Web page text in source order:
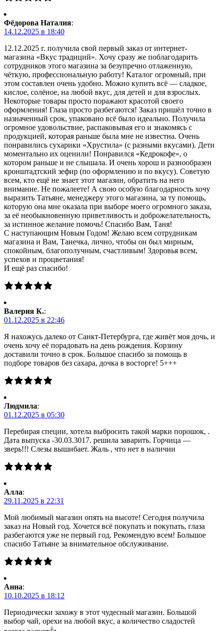
Фёдорова Наталия:
14.12.2025 в 18:40
12.12.2025 г. получила свой первый заказ от интернет-
магазина «Вкус традиций». Хочу сразу же поблагодарить
сотрудников этого магазина за безупречно отлаженную,
чёткую, профессиональную работу! Каталог огромный, при
этом составлен очень удобно. Можно купить всё — сладкое,
кислое, солёное, на любой вкус, для детей и для взрослых.
Некоторые товары просто поражают красотой своего
оформления! Глаза просто разбегаются! Заказ пришёл точно в
назначенный срок, упаковано всё было идеально. Получила
огромное удовольствие, распаковывая его и знакомясь с
продукцией, которая раньше была мне не известна. Очень
понравились сухарики «Хрустила» (с разными вкусами). Дети
моментально их оценили! Понравился «Кедрокофе», о
котором раньше и не слышала. И очень хорош и разнообразен
кронштадтский зефир (по оформлению и по вкусу). Советую
всем, кто ещё не знает этот магазин, обратить на него
внимание. Не пожалеете! А свою особую благодарность хочу
выразить Татьяне, менеджеру этого магазина, за ту помощь,
которую она мне оказала при выборе моего огромного заказа,
за её необыкновенную приветливость и доброжелательность,
за истинное желание помочь! Спасибо Вам, Таня!
С наступающим Новым Годом! Желаю всем сотрудникам
магазина и Вам, Танечка, лично, чтобы он был мирным,
спокойным, благополучным, счастливым! Здоровья всем,
успехов и процветания!
И ещё раз спасибо!
Валерия К.:
01.12.2025 в 22:46
Я нахожусь далеко от Санкт-Петербурга, где живёт моя дочь, и
очень хочу её порадовать на день рождения. Корзину
доставили точно в срок. Большое спасибо за помощь в
подборе товаров без сахара, дочка в восторге! 5+++
Людмила:
01.12.2025 в 05:30
Перебирая специи, хотела выбросить такой марки порошок, .
Дата выпуска -30.03.3017. решила заварить. Горчица —
зверь!!! Слезы вышибает. Жаль , что нет в наличии
Алла:
29.11.2025 в 22:31
Мой любимый магазин опять на высоте! Сегодня получила
заказ на Новый год. Хочется всё покупать и покупать, глаза
разбегаются уже не первый год. Рекомендую всем! Большое
спасибо Татьяне за внимательное обслуживание.
Анна:
10.10.2025 в 18:12
Периодически захожу в этот чудесный магазин. Большой
выбор чай, орехи на любой вкус, а количество сладостей